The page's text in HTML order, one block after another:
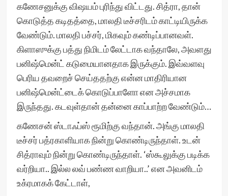
கணேசனுக்கு விஷயம் புரிந்து விட்டது. சித்ரா, தான்
கொடுத்த கடிதத்தை, மாலதி டீச்சரிடம் காட்டியிருக்க
வேண்டும். மாலதி பச்சர், மிகவும் கண்டிப்பானவள்.
கிளாஸுக்கு பத்து நிமிடம் லேட்டாக வந்தாலே, அவளது
பனிஷ்மென்ட் கடுமையானதாக இருக்கும். இவ்வளவு
பெரிய தவறைச் செய்ததற்கு என்ன மாதிரியான
பனிஷ்மென்ட்டைக் கொடுப்பாளோ என அச்சமாக
இருந்தது. கடவுள்தான் தன்னை காப்பாற்ற வேண்டும்…
கணேசன் ஸ்டாஃப்ஸ் ரூமிற்கு வந்தான். அங்கு மாலதி
டீச்சர் பத்ரகாளியாக நின்று கொண்டிருந்தாள். உடன்
சித்ராவும் நின்று கொண்டிருந்தாள். ‘ஸ்கூலுக்கு படிக்க
வர்றியா.. இல்ல லவ் பண்ண வாறியா..’ என அவனிடம்
உக்ரமாகக் கேட்டாள்,